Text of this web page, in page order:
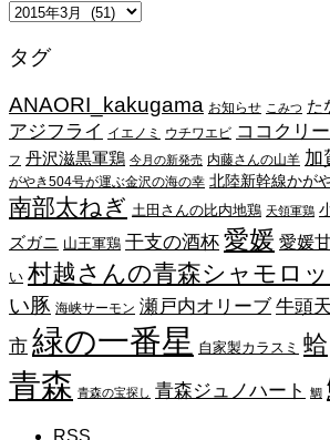
ア
カ
ブ
タグ
ANAORI_kakugama お知らせ こみつ た
アジフライ イエノミ ウチワエビ ココクリ
フ 丹沢滋黒軍鶏 今月の新発売 内藤さんの山羊 加
がやき504号が運ぶ金沢の海の幸 北陸新幹線かが
南部太ねぎ 土田さんの比内地鶏 天領軍鶏
ズガニ 山王軍鶏 干支の酒杯 愛媛 愛媛
い 村越さんの青森シャモロ
い豚 海峡サーモン 瀬戸内オリーブ 牛頭
市 緑の一番星 自家製カラスミ 蛤
青森 青森の宝探し 青森ジュノハート 鯛
RSS